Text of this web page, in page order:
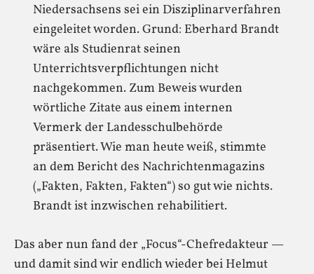
Niedersachsens sei ein Disziplinarverfahren
eingeleitet worden. Grund: Eberhard Brandt
wäre als Studienrat seinen
Unterrichtsverpflichtungen nicht
nachgekommen. Zum Beweis wurden
wörtliche Zitate aus einem internen
Vermerk der Landesschulbehörde
präsentiert. Wie man heute weiß, stimmte
an dem Bericht des Nachrichtenmagazins
(„Fakten, Fakten, Fakten“) so gut wie nichts.
Brandt ist inzwischen rehabilitiert.
Das aber nun fand der „Focus“-Chefredakteur —
und damit sind wir endlich wieder bei Helmut